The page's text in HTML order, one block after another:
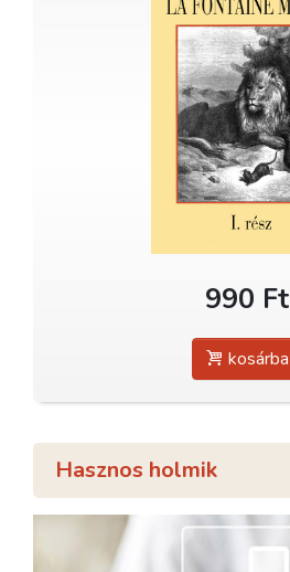
990 Ft
kosárba
Hasznos holmik